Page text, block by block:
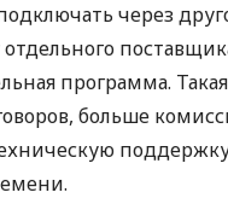
через
отдельного
программа.
больше